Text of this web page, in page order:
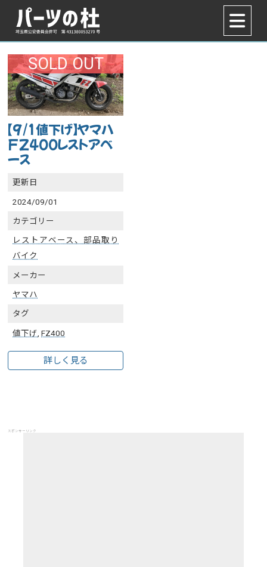
SOLD OUT
【9/1値下げ】ヤマハ
FZ400レストアベ
ース
更新日
2024/09/01
カテゴリー
レストアベース、部品取り
バイク
メーカー
ヤマハ
タグ
値下げ ,FZ400
詳しく見る
スポンサーリンク